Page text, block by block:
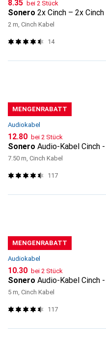
CHF
8.35 bei 2 Stück
Sonero 2x Cinch – 2x Cinch
2 m, Cinch Kabel
14
MENGENRABATT
Audiokabel
CHF
12.80 bei 2 Stück
Sonero Audio-Kabel Cinch
7.50 m, Cinch Kabel
117
MENGENRABATT
Audiokabel
CHF
10.30 bei 2 Stück
Sonero Audio-Kabel Cinch
5 m, Cinch Kabel
117